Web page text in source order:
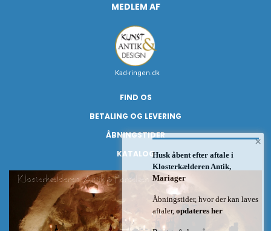
MEDLEM AF
Kad-ringen.dk
FIND OS
BETALING OG LEVERING
ÅBNINGSTIDER
KATALOG
×
Husk åbent efter aftale i
Klosterkælderen Antik,
Mariager
Åbningstider, hvor der kan laves
aftaler, opdateres her